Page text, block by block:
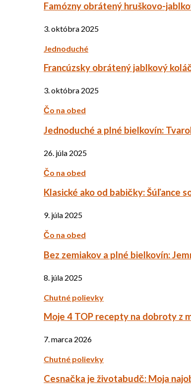
Famózny obrátený hruškovo-
3. októbra 2025
Jednoduché
Francúzsky obrátený jablkový
3. októbra 2025
Čo na obed
Jednoduché a plné bielkovín:
26. júla 2025
Čo na obed
Klasické ako od babičky: Šúľance
9. júla 2025
Čo na obed
Bez zemiakov a plné bielkovín:
8. júla 2025
Chutné polievky
Moje 4 TOP recepty na dobroty z
7. marca 2026
Chutné polievky
Cesnačka je životabudč: Moja